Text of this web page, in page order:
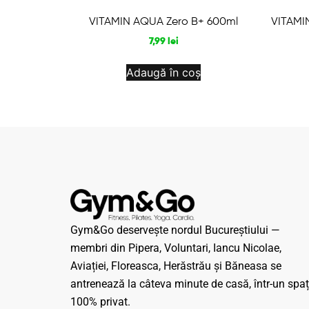
VITAMIN AQUA Zero B+ 600ml
7,99 lei
Adaugă în coș
Gym&Go deservește nordul Bucureștiului —
membri din Pipera, Voluntari, Iancu Nicolae,
Aviației, Floreasca, Herăstrău și Băneasa se
antrenează la câteva minute de casă, într-un
100% privat.